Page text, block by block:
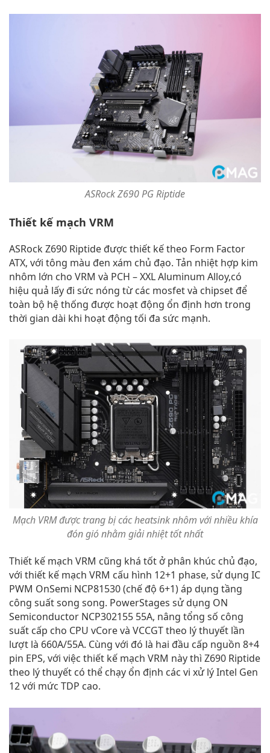
ASRock Z690 PG Riptide
Thiết kế mạch VRM
ASRock Z690 Riptide được thiết kế theo Form Factor
ATX, với tông màu đen xám chủ đạo. Tản nhiệt hợp kim
nhôm lớn cho VRM và PCH – XXL Aluminum Alloy,có
hiệu quả lấy đi sức nóng từ các mosfet và chipset để
toàn bộ hệ thống được hoạt động ổn định hơn trong
thời gian dài khi hoạt động tối đa sức mạnh.
Mạch VRM được trang bị các heatsink nhôm với nhiều khía
đón gió nhằm giải nhiệt tốt nhất
Thiết kế mạch VRM cũng khá tốt ở phân khúc chủ đạo,
với thiết kế mạch VRM cấu hình 12+1 phase, sử dụng IC
PWM OnSemi NCP81530 (chế độ 6+1) áp dụng tầng
công suất song song. PowerStages sử dụng ON
Semiconductor NCP302155 55A, nâng tổng số công
suất cấp cho CPU vCore và VCCGT theo lý thuyết lần
lượt là 660A/55A. Cùng với đó là hai đầu cấp nguồn 8+4
pin EPS, với việc thiết kế mạch VRM này thì Z690 Riptide
theo lý thuyết có thể chạy ổn định các vi xử lý Intel Gen
12 với mức TDP cao.